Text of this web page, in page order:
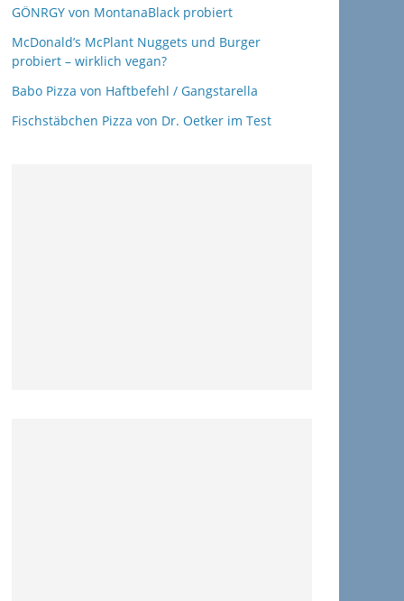
GÖNRGY von MontanaBlack probiert
McDonald’s McPlant Nuggets und Burger
probiert – wirklich vegan?
Babo Pizza von Haftbefehl / Gangstarella
Fischstäbchen Pizza von Dr. Oetker im Test